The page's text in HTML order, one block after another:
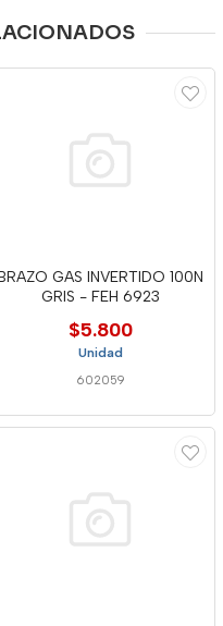
GAS INVERTIDO 100N
GRIS - FEH 6923
$5.800
Unidad
602059